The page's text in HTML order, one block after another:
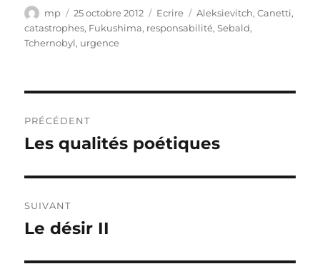
Auteur
mp
Publié
le
25 octobre 2012 Catégories
Ecrire Étiquettes
Aleksievitch,Canetti,
catastrophes, Fukushima, responsabilité,Sebald,
Tchernobyl, urgence
de
PRÉCÉDENT
Publication
Les qualités poétiques
SUIVANT
Publication
Le désir II